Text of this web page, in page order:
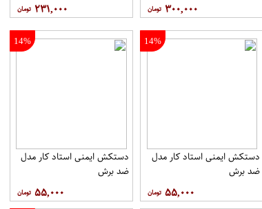
۳۰۰,۰۰۰ ۲۳۱,۰۰۰
14%
دستکش ایمنی استاد کار مدل
ضد برش
۵۵,۰۰۰
14%
دستکش ایمنی استاد کار مدل
ضد برش
۵۵,۰۰۰